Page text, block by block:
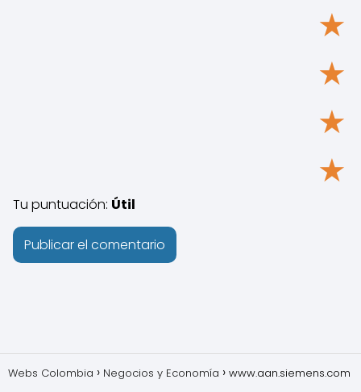
★
★
★
★
Tu puntuación: Útil
Webs Colombia Negocios y Economía www.aan.siemens.com